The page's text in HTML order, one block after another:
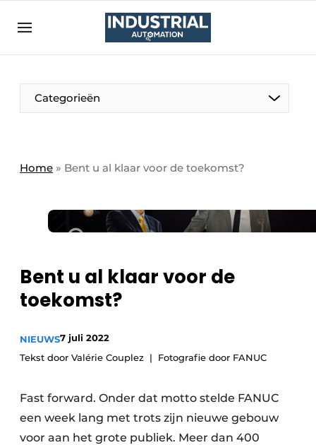
Aanmelden
Bedrijven
Bedrijven
Direct contact
Evenement aanmelden
Home
Nieuwsbrief
Podcasts
Privacy / Cookie statement
Vacature aanmelden
Video’s
Categorieën
Home » Bent u al klaar voor de toekomst?
Bent u al klaar voor de
toekomst?
NIEUWS7 juli 2022
Tekst door Valérie Couplez
Fotografie door FANUC
Fast forward. Onder dat motto stelde FANUC
een week lang met trots zijn nieuwe gebouw
voor aan het grote publiek. Meer dan 400